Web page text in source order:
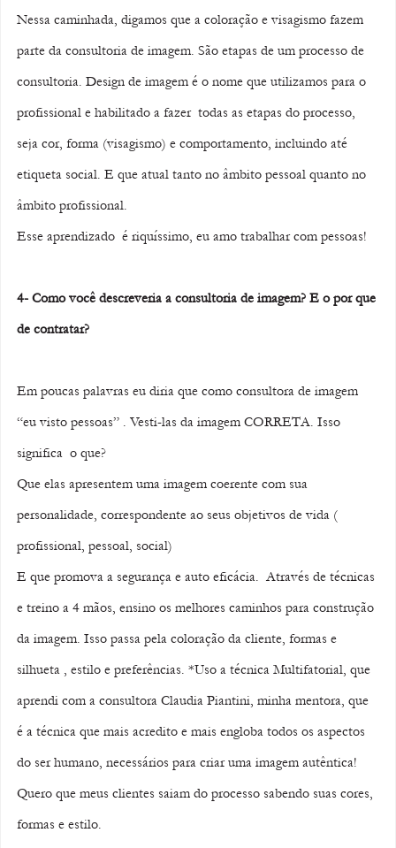
Nessa caminhada, digamos que a coloração e visagismo fazem
parte da consultoria de imagem. São etapas de um processo de
consultoria. Design de imagem é o nome que utilizamos para o
profissional e habilitado a fazer  todas as etapas do processo,
seja cor, forma (visagismo) e comportamento, incluindo até
etiqueta social. E que atual tanto no âmbito pessoal quanto no
âmbito profissional.
Esse aprendizado  é riquíssimo, eu amo trabalhar com pessoas!
4- Como você descreveria a consultoria de imagem? E o por que
de contratar?
Em poucas palavras eu diria que como consultora de imagem
“eu visto pessoas” . Vesti-las da imagem CORRETA. Isso
significa  o que?
Que elas apresentem uma imagem coerente com sua
personalidade, correspondente ao seus objetivos de vida (
profissional, pessoal, social)
E que promova a segurança e auto eficácia.  Através de técnicas
e treino a 4 mãos, ensino os melhores caminhos para construção
da imagem. Isso passa pela coloração da cliente, formas e
silhueta , estilo e preferências. *Uso a técnica Multifatorial, que
aprendi com a consultora Claudia Piantini, minha mentora, que
é a técnica que mais acredito e mais engloba todos os aspectos
do ser humano, necessários para criar uma imagem autêntica!
Quero que meus clientes saiam do processo sabendo suas cores,
formas e estilo.